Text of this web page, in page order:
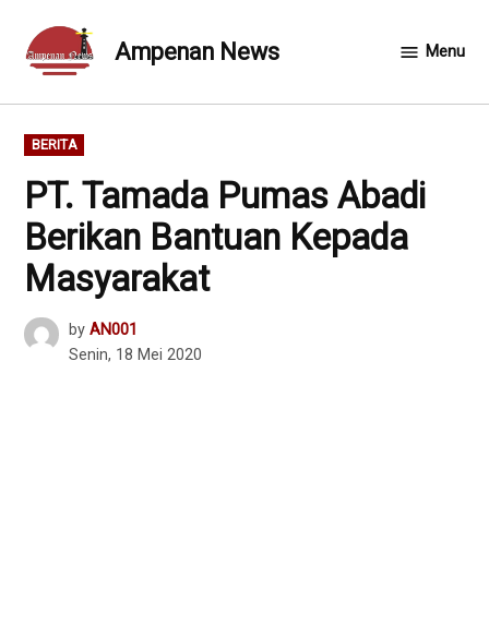
content
Ampenan News Menu
POSTED
IN
BERITA
PT. Tamada Pumas Abadi
Berikan Bantuan Kepada
Masyarakat
by AN001
Senin, 18 Mei 2020